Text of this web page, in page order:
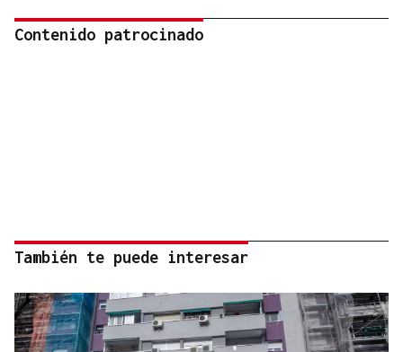
Contenido patrocinado
También te puede interesar